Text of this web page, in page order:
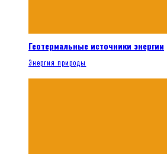
Геотермальные источники энергии
Энергия природы